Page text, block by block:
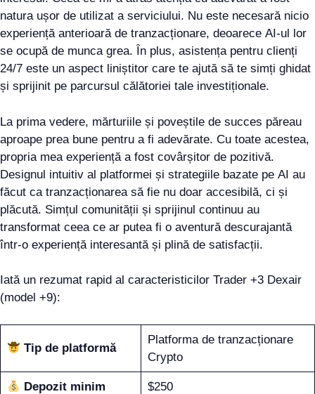
natura ușor de utilizat a serviciului. Nu este necesară nicio
experiență anterioară de tranzacționare, deoarece AI-ul lor
se ocupă de munca grea. În plus, asistența pentru clienți
24/7 este un aspect liniștitor care te ajută să te simți ghidat
și sprijinit pe parcursul călătoriei tale investiționale.
La prima vedere, mărturiile și poveștile de succes păreau
aproape prea bune pentru a fi adevărate. Cu toate acestea,
propria mea experiență a fost covârșitor de pozitivă.
Designul intuitiv al platformei și strategiile bazate pe AI au
făcut ca tranzacționarea să fie nu doar accesibilă, ci și
plăcută. Simțul comunității și sprijinul continuu au
transformat ceea ce ar putea fi o aventură descurajantă
într-o experiență interesantă și plină de satisfacții.
Iată un rezumat rapid al caracteristicilor Trader +3 Dexair
(model +9):
Tip de platformă
Platforma de tranzacționare
Crypto
Depozit minim $250